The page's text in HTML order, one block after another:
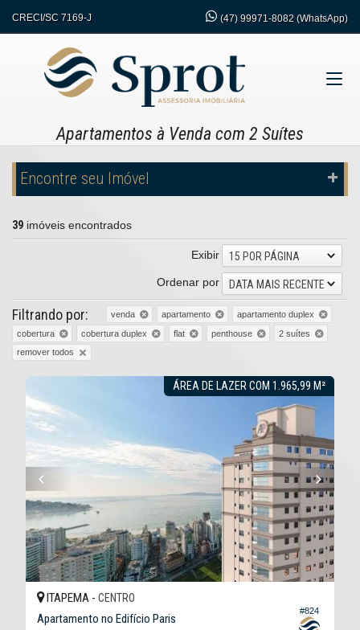
CRECI/SC 7169-J (47) 99971-8082 (WhatsApp)
Apartamentos à Venda com 2 Suítes
Encontre seu Imóvel
39 imóveis encontrados
Exibir
15 POR PÁGINA
Ordenar por
DATA MAIS RECENTE
Filtrando por: venda apartamento
apartamento duplex
cobertura
cobertura duplex flat penthouse
2 suítes
remover todos
ÁREA DE LAZER COM 1.965,99 M²
#824
ITAPEMA - CENTRO
Apartamento no Edifício Paris